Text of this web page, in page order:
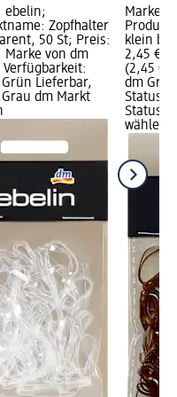
ebelin;
Zopfhalter
50 St; Preis:
Marke von dm
Verfügbarkeit:
Lieferbar,
dm Markt
Marke:
klein
2,45 €;
(2,45 €
dm
Status
Status
wählen